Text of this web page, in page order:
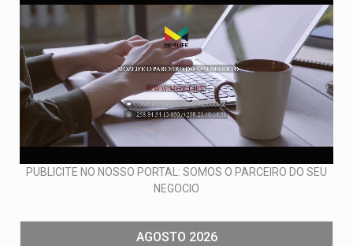
PUBLICITE NO NOSSO PORTAL: SOMOS O PARCEIRO DO SEU
NEGOCIO
AGOSTO 2026